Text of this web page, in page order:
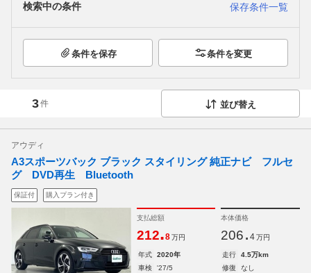
検索中の条件 保存条件一覧
条件を保存 条件を変更
3件 並び替え
アウディ
A3スポーツバック ブラック スタイリング 純正ナビ フルセ
グ DVD再生 Bluetooth
保証付 購入プラン付き
支払総額
212.8 万円
本体価格
206. 4 万円
年式 2020年 走行
4.5万km
車検
'27/5 修復
なし